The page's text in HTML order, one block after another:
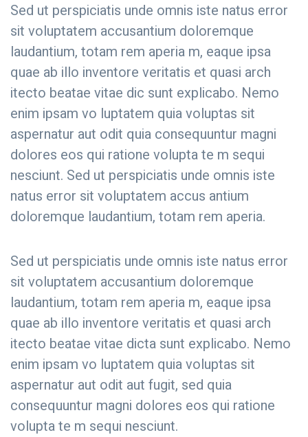
Sed ut perspiciatis unde omnis iste natus error
sit voluptatem accusantium doloremque
laudantium, totam rem aperia m, eaque ipsa
quae ab illo inventore veritatis et quasi arch
itecto beatae vitae dic sunt explicabo. Nemo
enim ipsam vo luptatem quia voluptas sit
aspernatur aut odit quia consequuntur magni
dolores eos qui ratione volupta te m sequi
nesciunt. Sed ut perspiciatis unde omnis iste
natus error sit voluptatem accus antium
doloremque laudantium, totam rem aperia.
Sed ut perspiciatis unde omnis iste natus error
sit voluptatem accusantium doloremque
laudantium, totam rem aperia m, eaque ipsa
quae ab illo inventore veritatis et quasi arch
itecto beatae vitae dicta sunt explicabo. Nemo
enim ipsam vo luptatem quia voluptas sit
aspernatur aut odit aut fugit, sed quia
consequuntur magni dolores eos qui ratione
volupta te m sequi nesciunt.